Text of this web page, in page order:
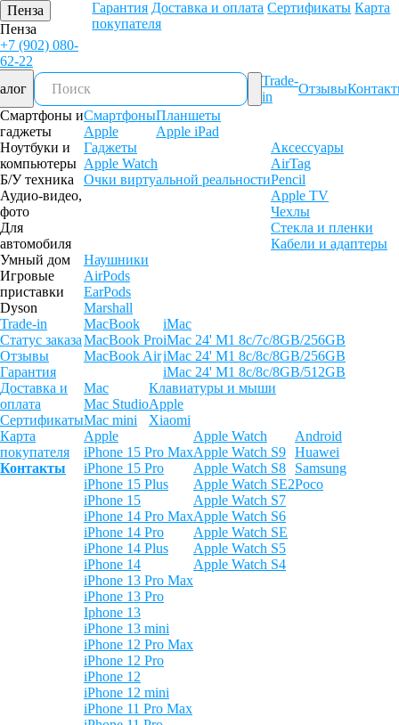
Пенза
Пенза
+7 (902) 080-
62-22
Гарантия Доставка и оплата Сертификаты Карта
покупателя
Trade-
in
Отзывы
Смартфоны и
гаджеты
Ноутбуки и
компьютеры
Б/У техника
Аудио-видео,
фото
Для
автомобиля
Умный дом
Игровые
приставки
Dyson
Trade-in
Статус заказа
Отзывы
Гарантия
Доставка и
оплата
Сертификаты
Карта
покупателя
Контакты
Смартфоны
Apple
Планшеты
Apple iPad
Гаджеты
Apple Watch
Очки виртуальной реальности
Аксессуары
AirTag
Pencil
Apple TV
Чехлы
Стекла и пленки
Кабели и адаптеры
Наушники
AirPods
EarPods
Marshall
MacBook
MacBook Pro
MacBook Air
iMac
iMac 24' M1 8c/7c/8GB/256GB
iMac 24' M1 8c/8c/8GB/256GB
iMac 24' M1 8c/8c/8GB/512GB
Mac
Mac Studio
Mac mini
Клавиатуры и мыши
Apple
Xiaomi
Apple
iPhone 15 Pro Max
iPhone 15 Pro
iPhone 15 Plus
iPhone 15
iPhone 14 Pro Max
iPhone 14 Pro
iPhone 14 Plus
iPhone 14
iPhone 13 Pro Max
iPhone 13 Pro
Iphone 13
iPhone 13 mini
iPhone 12 Pro Max
iPhone 12 Pro
iPhone 12
iPhone 12 mini
iPhone 11 Pro Max
Apple Watch
Apple Watch S9
Apple Watch S8
Apple Watch SE2
Apple Watch S7
Apple Watch S6
Apple Watch SE
Apple Watch S5
Apple Watch S4
Android
Huawei
Samsung
Poco